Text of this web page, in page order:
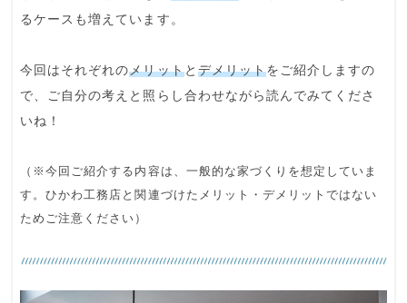
るケースも増えています。
今回はそれぞれのメリットと デメリットをご紹介しますの
で、ご自分の考えと照らし合わせながら読んでみてくださ
いね！
（※今回ご紹介する内容は、一般的な家づくりを想定していま
す。ひかわ工務店と関連づけたメリット・デメリットではない
ためご注意ください）